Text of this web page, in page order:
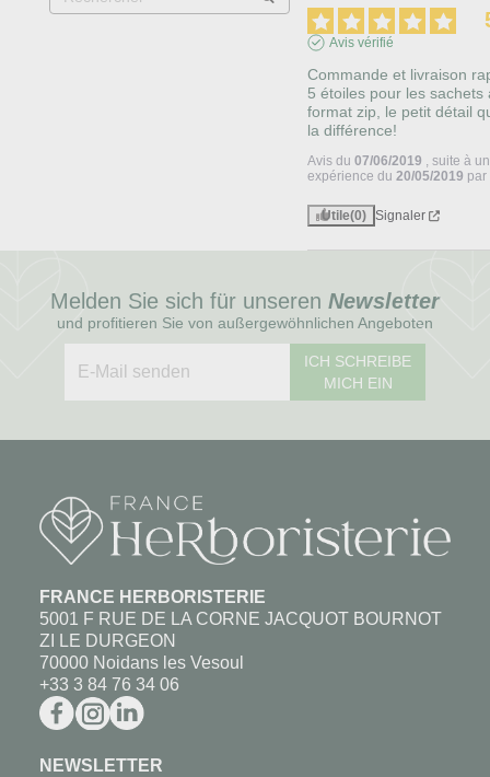
Avis vérifié
Commande et livraison
5 étoiles pour les sachets
format zip, le petit détail
la différence!
Avis du07/06/2019 , suite à
expérience du20/05/2019 par
Utile(0) Signaler
Melden Sie sich für unseren Newsletter
und profitieren Sie von außergewöhnlichen Angeboten
ICH SCHREIBE
MICH EIN
FRANCE HERBORISTERIE
5001 F RUE DE LA CORNE JACQUOT BOURNOT
ZI LE DURGEON
70000 Noidans les Vesoul
+33 3 84 76 34 06
NEWSLETTER